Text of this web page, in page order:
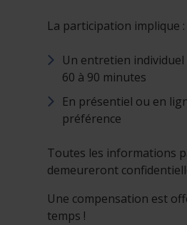
La participation implique :
Un entretien
60 à 90 minutes
En présentiel ou en
préférence
Toutes les informations
demeureront
Une compensation est
temps !